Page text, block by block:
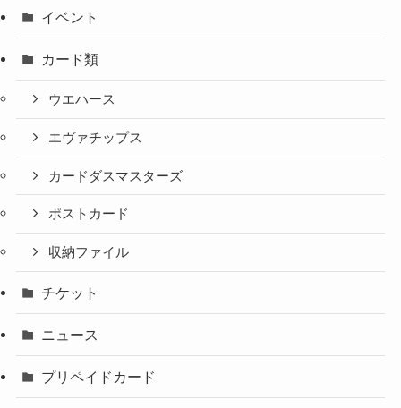
イベント
カード類
ウエハース
エヴァチップス
カードダスマスターズ
ポストカード
収納ファイル
チケット
ニュース
プリペイドカード